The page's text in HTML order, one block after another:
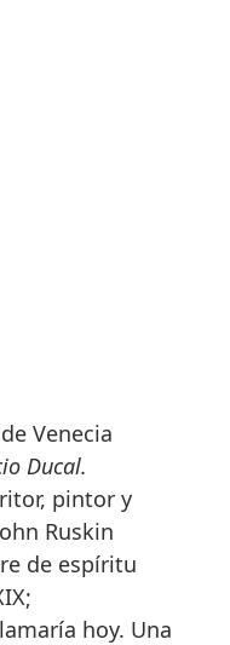
Venecia
Ducal.
pintor y
Ruskin
de espíritu
hoy. Una